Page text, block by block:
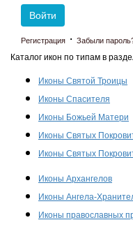
Войти
Регистрация · Забыли
Каталог икон по типам в
Иконы Святой Троицы
Иконы Спасителя
Иконы Божьей Матери
Иконы Святых
Иконы Святых
Иконы Архангелов
Иконы Ангела-
Иконы православных